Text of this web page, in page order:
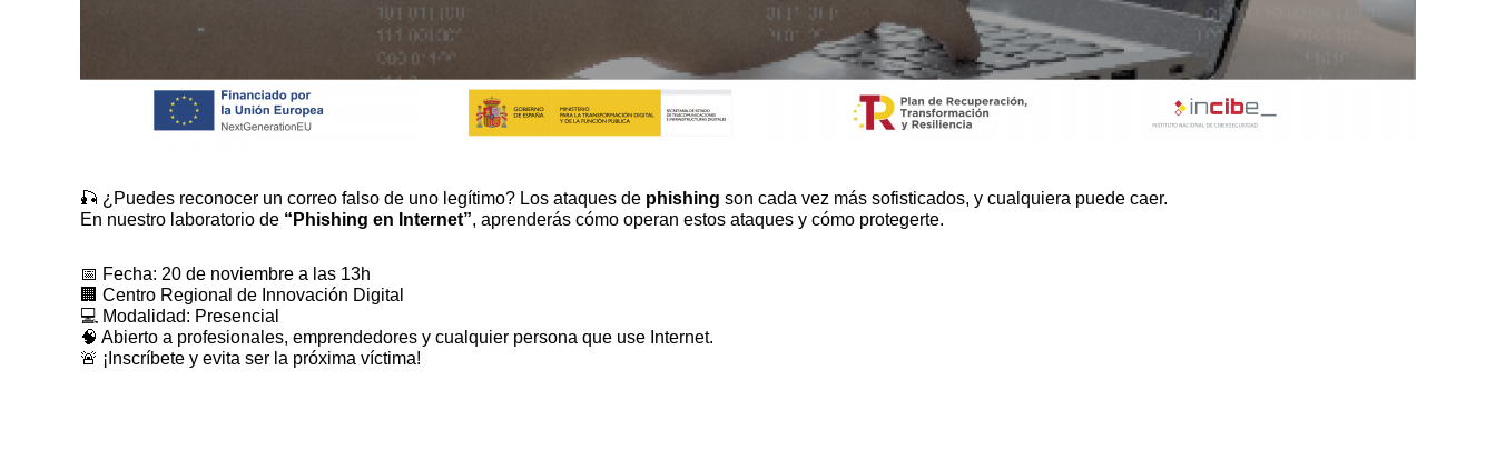
🎣 ¿Puedes reconocer un correo falso de uno legítimo? Los ataques de phishing son cada vez más sofisticados, y cualquiera puede caer.
En nuestro laboratorio de “Phishing en Internet”, aprenderás cómo operan estos ataques y cómo protegerte.
📅 Fecha: 20 de noviembre a las 13h
🏢 Centro Regional de Innovación Digital
💻 Modalidad: Presencial
🧠 Abierto a profesionales, emprendedores y cualquier persona que use Internet.
🚨 ¡Inscríbete y evita ser la próxima víctima!